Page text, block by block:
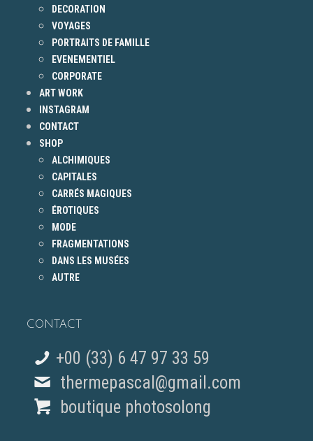
DECORATION
VOYAGES
PORTRAITS DE FAMILLE
EVENEMENTIEL
CORPORATE
ART WORK
INSTAGRAM
CONTACT
SHOP
ALCHIMIQUES
CAPITALES
CARRÉS MAGIQUES
ÉROTIQUES
MODE
FRAGMENTATIONS
DANS LES MUSÉES
AUTRE
CONTACT
+00 (33) 6 47 97 33 59
thermepascal@gmail.com
boutique photosolong